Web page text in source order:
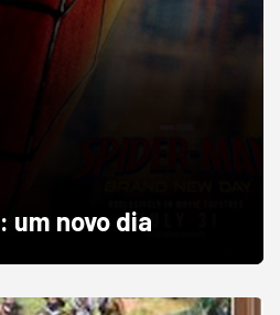
um novo dia